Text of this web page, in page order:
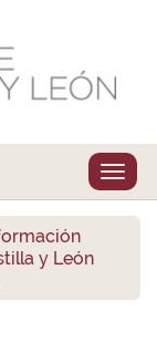
y León